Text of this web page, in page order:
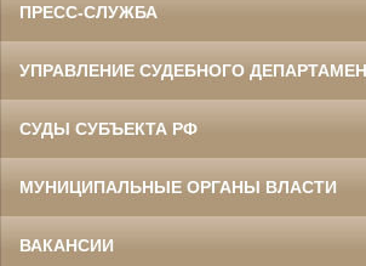
ПРЕСС-СЛУЖБА
УПРАВЛЕНИЕ СУДЕБНОГО
СУДЫ СУБЪЕКТА РФ
МУНИЦИПАЛЬНЫЕ ОРГАНЫ ВЛАСТИ
ВАКАНСИИ